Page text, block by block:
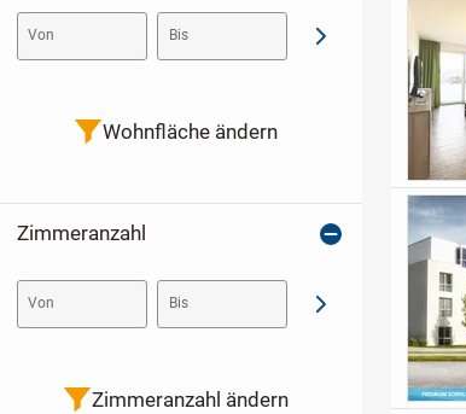
Von Bis Abschicken
Wohnfläche ändern
Zimmeranzahl
Von Bis Abschicken
Zimmeranzahl ändern